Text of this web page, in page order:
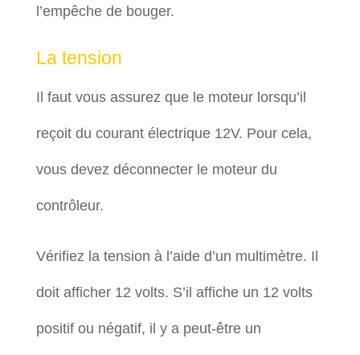
l’empêche de bouger.
La tension
Il faut vous assurez que le moteur lorsqu’il
reçoit du courant électrique 12V. Pour cela,
vous devez déconnecter le moteur du
contrôleur.
Vérifiez la tension à l’aide d’un multimètre. Il
doit afficher 12 volts. S’il affiche un 12 volts
positif ou négatif, il y a peut-être un